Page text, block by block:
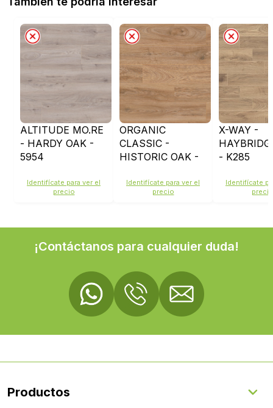
ALTITUDE MO.RE
- HARDY OAK -
5954
Identifícate para ver el
precio
ORGANIC
CLASSIC -
HISTORIC OAK -
Identifícate para ver el
precio
X-WAY -
- K285
Identifícate
precio
¡Contáctanos para cualquier duda!
Productos